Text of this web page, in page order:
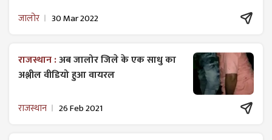
जालोर 30 Mar 2022
राजस्थान :अब जालोर जिले के एक साधु का
अश्लील वीडियो हुआ वायरल
राजस्थान 26 Feb 2021